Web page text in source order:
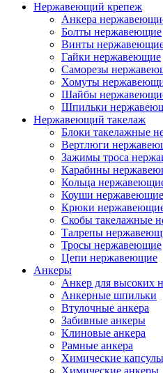
Нержавеющий крепеж
Анкера
Болты нержавеющие
Винты
Гайки нержавеющие
Саморезы
Хомуты
Шайбы
Шпильки
Нержавеющий такелаж
Блоки такелажные
Вертлюги
Зажимы троса
Карабины
Кольца
Коуши нержавеющие
Крюки
Скобы такелажные
Талрепы
Тросы нержавеющие
Цепи нержавеющие
Анкеры
Анкер для высоких
Анкерные шпильки
Втулочные анкера
Забивные анкеры
Клиновые анкера
Рамные анкера
Химические капсулы
Химические анкеры